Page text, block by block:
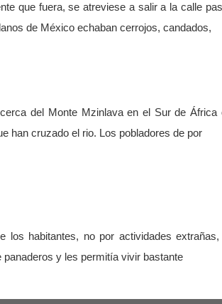
que fuera, se atreviese a salir a la calle
de México echaban cerrojos, candados,
del Monte Mzinlava en el Sur de África
han cruzado el rio. Los pobladores de por
los habitantes, no por actividades
panaderos y les permitía vivir bastante